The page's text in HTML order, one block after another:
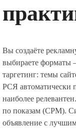
Вы создаёте
выбираете форматы
таргетинг: темы
РСЯ автоматически
наиболее
по показам (CPM).
объявление с